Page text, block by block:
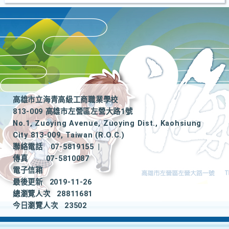
高雄市立海青高級工商職業學校
813-009 高雄市左營區左營大路1號
No.1, Zuoying Avenue, Zuoying Dist., Kaohsiung
City 813-009, Taiwan (R.O.C.)
聯絡電話
07-5819155
|
傳真
07-5810087
電子信箱
最後更新
2019-11-26
總瀏覽人次
28811681
今日瀏覽人次
23502